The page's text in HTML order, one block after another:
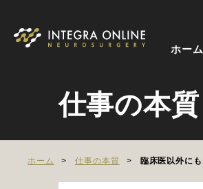
ホーム
仕事の本質
ホーム 仕事の本質 臨床医以外に